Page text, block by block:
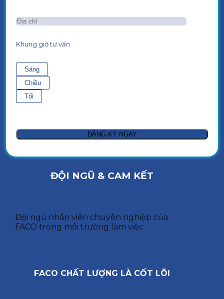
Khung giờ tư vấn
Sáng
Chiều
Tối
ĐỘI NGŨ & CAM KẾT
Đội ngũ nhân viên chuyên nghiệp của
FACO trong môi trường làm việc
FACO CHẤT LƯỢNG LÀ CỐT LÕI